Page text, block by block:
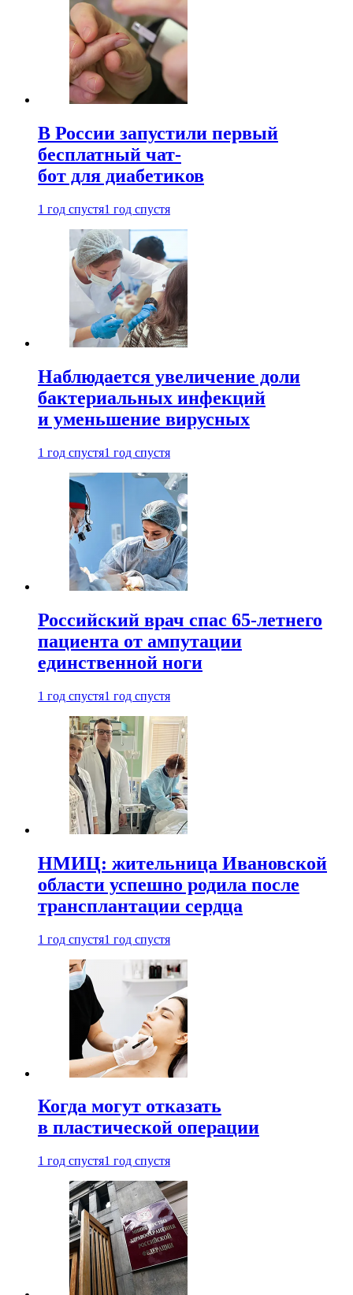
В России запустили первый
бесплатный чат-
бот для диабетиков
1 год спустя1 год спустя
Наблюдается увеличение доли
бактериальных инфекций
и уменьшение вирусных
1 год спустя1 год спустя
Российский врач спас 65-летнего
пациента от ампутации
единственной ноги
1 год спустя1 год спустя
НМИЦ: жительница Ивановской
области успешно родила после
трансплантации сердца
1 год спустя1 год спустя
Когда могут отказать
в пластической операции
1 год спустя1 год спустя